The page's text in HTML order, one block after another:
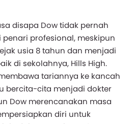
disapa Dow tidak pernah
profesional, meskipun
usia 8 tahun dan menjadi
di sekolahnya, Hills High.
tariannya ke kancah
bercita-cita menjadi dokter
Dow merencanakan masa
diri untuk